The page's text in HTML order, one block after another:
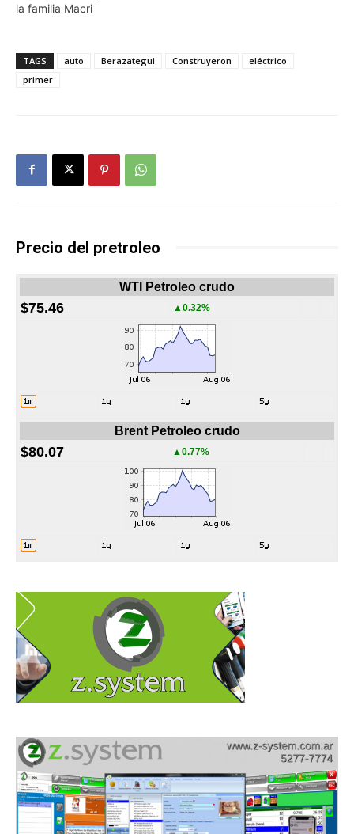
la familia Macri
TAGS auto Berazategui Construyeron
eléctrico
primer
Precio del pretroleo
WTI Petroleo crudo
$75.46 ▲0.32%
Brent Petroleo crudo
$80.07 ▲0.77%